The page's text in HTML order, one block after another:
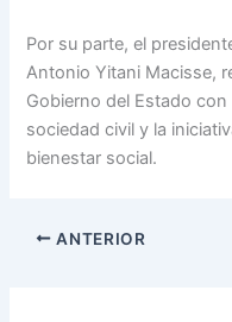
Por su parte, el
Antonio Yitani Macisse,
Gobierno del Estado
sociedad civil y la
bienestar social.
ANTERIOR